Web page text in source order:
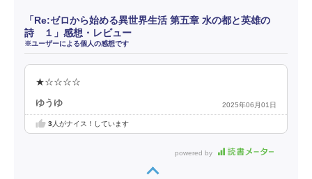
「Re:ゼロから始める異世界生活 第五章 水の都と英雄の
詩 １」感想・レビュー
※ユーザーによる個人の感想です
★☆☆☆☆
ゆうゆ 2025年06月01日
3人がナイス！しています
powered by